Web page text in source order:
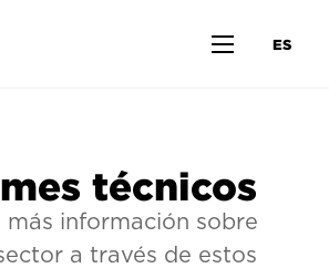
ES
técnicos
más información sobre
a través de estos